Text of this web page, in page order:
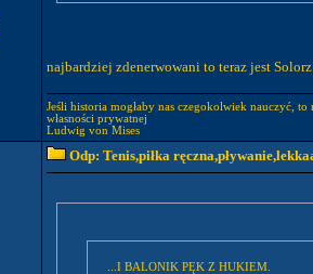
najbardziej zdenerwowani to teraz jest
Jeśli historia mogłaby nas czegokolwiek nauczyć,
własności prywatnej
Ludwig von Mises
Odp: Tenis,piłka
...I BALONIK PĘK Z HUKIEM.